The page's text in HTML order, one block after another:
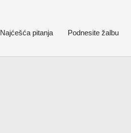
Najćešća pitanja Podnesite žalbu